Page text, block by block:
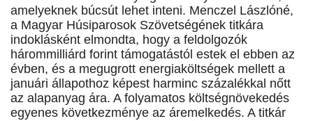
amelyeknek búcsút lehet inteni. Menczel Lászlóné,
a Magyar Húsiparosok Szövetségének titkára
indoklásként elmondta, hogy a feldolgozók
hárommilliárd forint támogatástól estek el ebben az
évben, és a megugrott energiaköltségek mellett a
januári állapothoz képest harminc százalékkal nőtt
az alapanyag ára. A folyamatos költségnövekedés
egyenes következménye az áremelkedés. A titkár